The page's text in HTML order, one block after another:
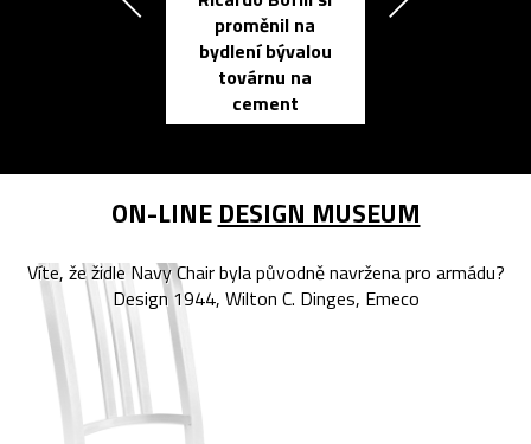
proměnil na
bydlení bývalou
továrnu na
cement
ON-LINE DESIGN MUSEUM
Víte, že židle Navy Chair byla původně navržena pro armádu?
Design 1944, Wilton C. Dinges, Emeco